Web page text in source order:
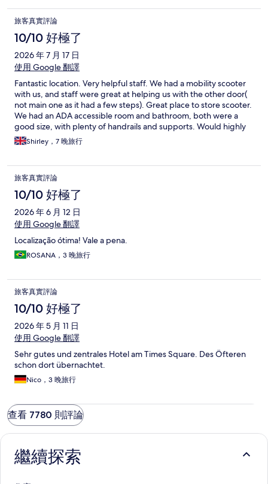
旅客真實評論
10/10 好極了
2026 年 7 月 17 日
使用 Google 翻譯
Fantastic location. Very helpful staff. We had a mobility scooter
with us, and staff were great at helping us with the other door(
not main one as it had a few steps). Great place to store scooter.
We had an ADA accessible room and bathroom, both were a
good size, with plenty of handrails and supports. Would highly
recommend and will definitely be staying there again.
Shirley，7 晚旅行
旅客真實評論
10/10 好極了
2026 年 6 月 12 日
使用 Google 翻譯
Localização ótima! Vale a pena.
ROSANA，3 晚旅行
旅客真實評論
10/10 好極了
2026 年 5 月 11 日
使用 Google 翻譯
Sehr gutes und zentrales Hotel am Times Square. Des Öfteren
schon dort übernachtet.
Nico，3 晚旅行
查看 7780 則評論
繼續探索